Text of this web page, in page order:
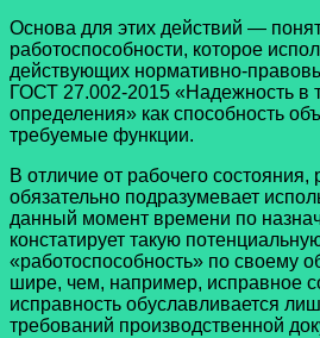
Основа для этих действий —
работоспособности, которое
действующих нормативно-
ГОСТ 27.002-2015 «Надежность в
определения» как способность
требуемые функции.
В отличие от рабочего
обязательно подразумевает
данный момент времени по
констатирует такую
«работоспособность» по своему
шире, чем, например, исправное
исправность обуславливается
требований производственной